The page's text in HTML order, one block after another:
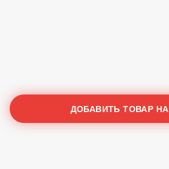
ДОБАВИТЬ ТОВАР НА